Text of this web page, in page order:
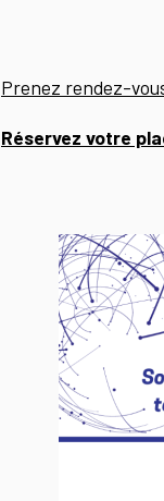
Prenez rendez-
Réservez votre